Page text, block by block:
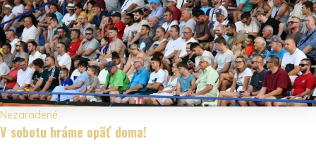
Nezaradené
V sobotu hráme opäť doma!